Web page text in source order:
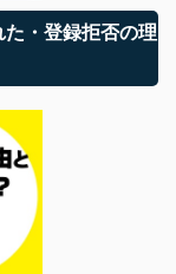
た・登録拒否の理